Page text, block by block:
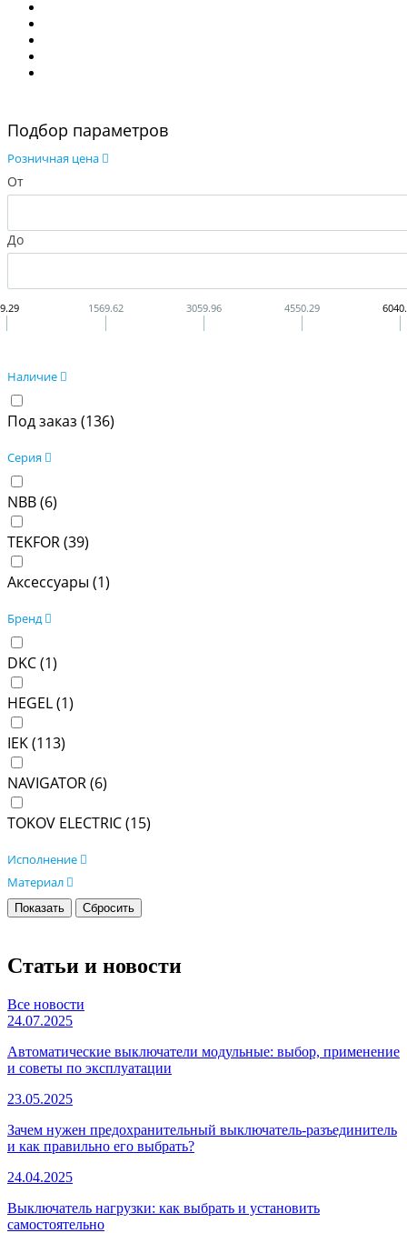
Подбор параметров
Розничная цена
От
До
1569.62 3059.96 4550.29
Наличие
Под заказ (136)
Серия
NBB (6)
TEKFOR (39)
Аксессуары (1)
Бренд
DKC (1)
HEGEL (1)
IEK (113)
NAVIGATOR (6)
TOKOV ELECTRIC (15)
Исполнение
Материал
Статьи и новости
Все новости
24.07.2025
Автоматические выключатели модульные: выбор, применение
и советы по эксплуатации
23.05.2025
Зачем нужен предохранительный выключатель-разъединитель
и как правильно его выбрать?
24.04.2025
Выключатель нагрузки: как выбрать и установить
самостоятельно